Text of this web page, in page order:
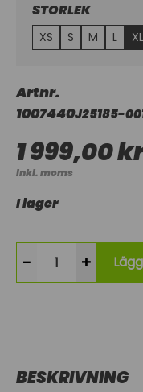
STORLEK
XS S M L XL
Artnr.
1007440J25185-
1 999,00
Inkl. moms
I lager
- +
BESKRIVNING